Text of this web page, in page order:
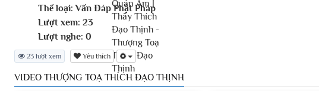
Thể loại: Vấn Đáp Phật Pháp
Lượt xem: 23
Lượt nghe: 0
23 lượt xem Yêu thích
VIDEO THƯỢNG TOẠ THÍCH ĐẠO THỊNH